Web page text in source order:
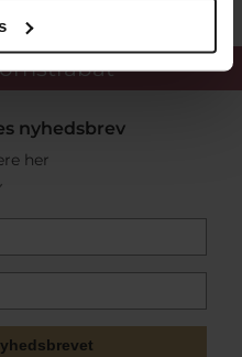
nyhedsbrev
her